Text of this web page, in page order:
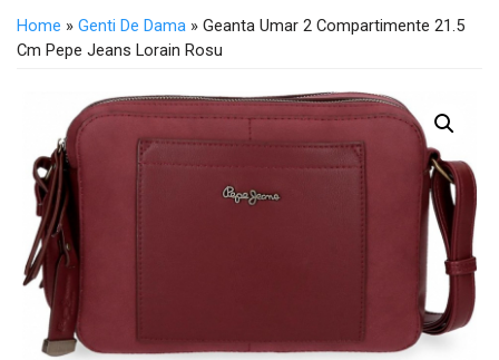
Home » Genti De Dama » Geanta Umar 2 Compartimente 21.5
Cm Pepe Jeans Lorain Rosu